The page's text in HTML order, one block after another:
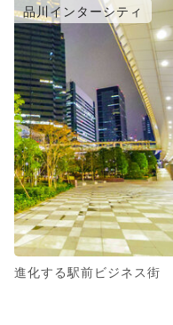
品川インターシティ
進化する駅前ビジネス街